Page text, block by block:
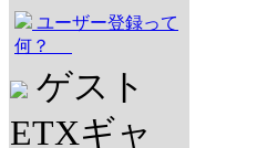
ユーザー登録って
何？
ゲスト
ETXギャ